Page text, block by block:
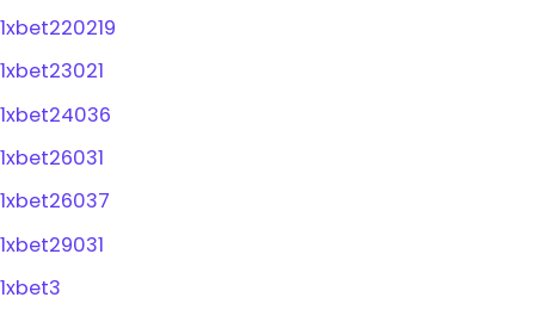
1xbet220219
1xbet23021
1xbet24036
1xbet26031
1xbet26037
1xbet29031
1xbet3